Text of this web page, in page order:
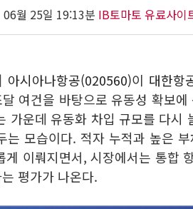
월 25일 19:13분 IB토마토 유료사이
아시아나항공(020560)이 대한항
여건을 바탕으로 유동성 확보
가운데 유동화 차입 규모를 다시
는 모습이다. 적자 누적과 높은
게 이뤄지면서, 시장에서는 통합
평가가 나온다.